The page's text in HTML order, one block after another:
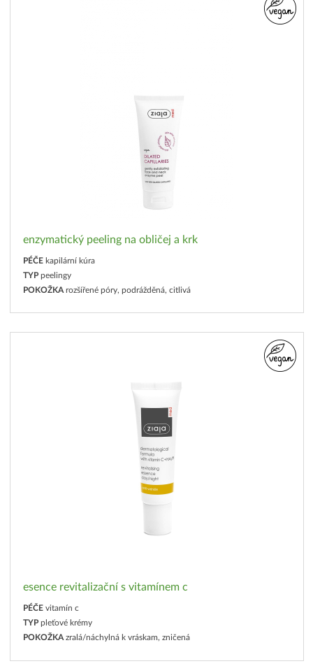
enzymatický peeling na obličej a krk
PÉČE kapilární kúra
TYP peelingy
POKOŽKA rozšířené póry, podrážděná, citlivá
esence revitalizační s vitamínem c
PÉČE vitamín c
TYP pleťové krémy
POKOŽKA zralá/náchylná k vráskam, zničená